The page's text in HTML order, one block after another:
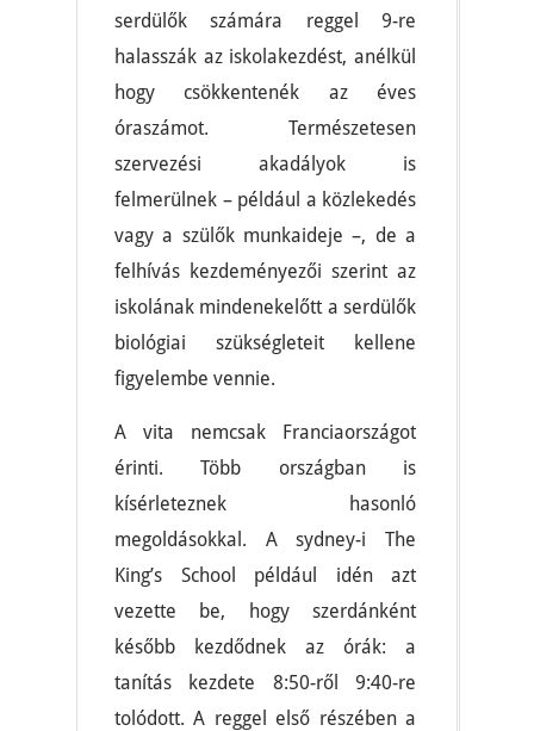
serdülők számára reggel 9-re
halasszák az iskolakezdést, anélkül
hogy csökkentenék az éves
óraszámot. Természetesen
szervezési akadályok is
felmerülnek – például a közlekedés
vagy a szülők munkaideje –, de a
felhívás kezdeményezői szerint az
iskolának mindenekelőtt a serdülők
biológiai szükségleteit kellene
figyelembe vennie.
A vita nemcsak Franciaországot
érinti. Több országban is
kísérleteznek hasonló
megoldásokkal. A sydney-i The
King’s School például idén azt
vezette be, hogy szerdánként
később kezdődnek az órák: a
tanítás kezdete 8:50-ről 9:40-re
tolódott. A reggel első részében a